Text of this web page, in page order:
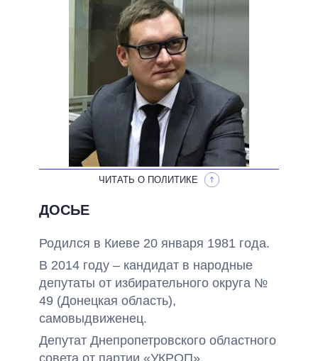
НЕВЫПОЛНЕННЫЕ ОБЕЩАНИЯ
ОБЕЩАНИЯ В ПРОЦЕССЕ
ВСЕ ОБЕЩАНИЯ
АРХИВНЫЕ ОБЕЩАНИЯ
ЧИТАТЬ О ПОЛИТИКЕ
ДОСЬЕ
Родился в Киеве 20 января 1981 года.
В 2014 году – кандидат в народные
депутаты от избирательного округа №
49 (Донецкая область),
самовыдвиженец.
Депутат Днепропетровского областного
совета от партии «УКРОП».